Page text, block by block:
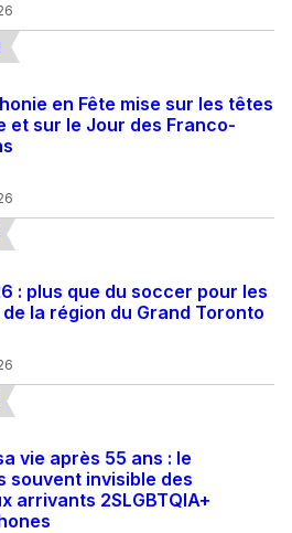
en Fête mise sur les têtes
et sur le Jour des Franco-
: plus que du soccer pour les
la région du Grand Toronto
vie après 55 ans : le
souvent invisible des
arrivants 2SLGBTQIA+